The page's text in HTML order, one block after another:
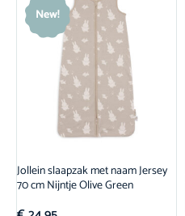
New!
Jollein slaapzak met naam Jersey
70 cm Nijntje Olive Green